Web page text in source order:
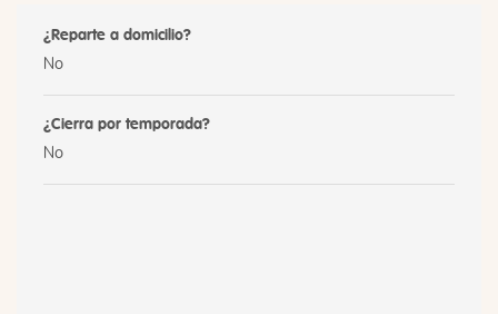
¿Reparte a domicilio?
No
¿Cierra por temporada?
No